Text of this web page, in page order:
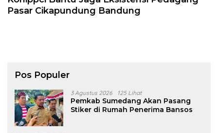
Pasar Cikapundung Bandung
Pos Populer
3 Agustus 2026 125 Lihat
Pemkab Sumedang Akan Pasang
Stiker di Rumah Penerima Bansos